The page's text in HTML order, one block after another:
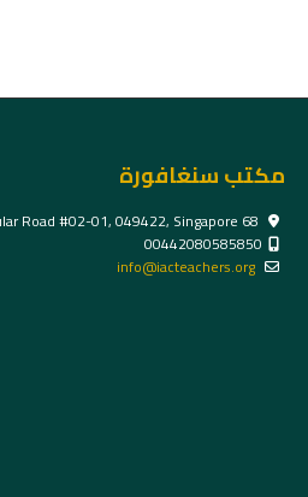
مكتب سنغافورة
00442080585850
info@iacteachers.org